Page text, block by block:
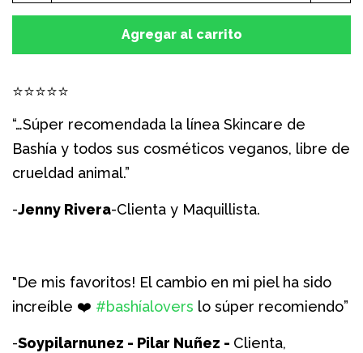
cantidad
de
artículos
Agregar al carrito
⭐⭐⭐⭐⭐
“…Súper recomendada la línea Skincare de
Bashía y todos sus cosméticos veganos, libre de
crueldad animal.”
-Jenny Rivera-Clienta y Maquillista.
"De mis favoritos! El cambio en mi piel ha sido
increíble ❤️ #bashíalovers lo súper recomiendo”
-Soypilarnunez - Pilar Nuñez - Clienta,